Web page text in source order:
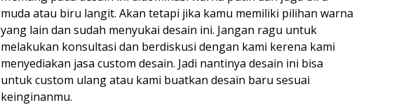
muda atau biru langit. Akan tetapi jika kamu memiliki pilihan warna
yang lain dan sudah menyukai desain ini. Jangan ragu untuk
melakukan konsultasi dan berdiskusi dengan kami kerena kami
menyediakan jasa custom desain. Jadi nantinya desain ini bisa
untuk custom ulang atau kami buatkan desain baru sesuai
keinginanmu.